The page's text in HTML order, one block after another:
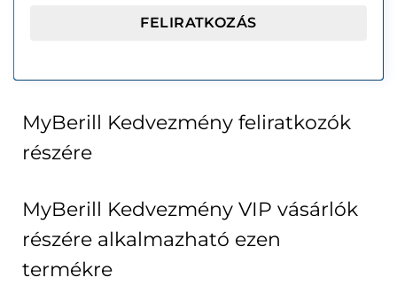
MyBerill Kedvezmény feliratkozók
részére
MyBerill Kedvezmény VIP vásárlók
részére alkalmazható ezen
termékre